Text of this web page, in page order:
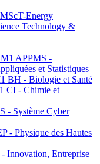
Energy
Technology &
APPMS -
et Statistiques
BH - Biologie et Santé
CI - Chimie et
- Système Cyber
- Physique des Hautes
Innovation, Entreprise